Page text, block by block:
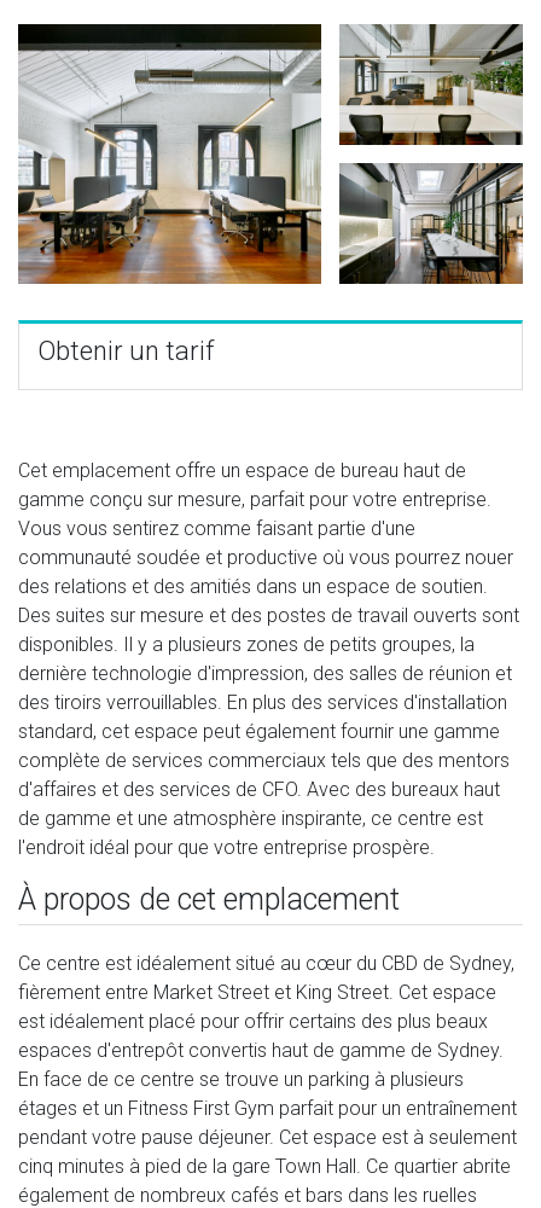
Obtenir un tarif
Cet emplacement offre un espace de bureau haut de
gamme conçu sur mesure, parfait pour votre entreprise.
Vous vous sentirez comme faisant partie d'une
communauté soudée et productive où vous pourrez nouer
des relations et des amitiés dans un espace de soutien.
Des suites sur mesure et des postes de travail ouverts sont
disponibles. Il y a plusieurs zones de petits groupes, la
dernière technologie d'impression, des salles de réunion et
des tiroirs verrouillables. En plus des services d'installation
standard, cet espace peut également fournir une gamme
complète de services commerciaux tels que des mentors
d'affaires et des services de CFO. Avec des bureaux haut
de gamme et une atmosphère inspirante, ce centre est
l'endroit idéal pour que votre entreprise prospère.
À propos de cet emplacement
Ce centre est idéalement situé au cœur du CBD de Sydney,
fièrement entre Market Street et King Street. Cet espace
est idéalement placé pour offrir certains des plus beaux
espaces d'entrepôt convertis haut de gamme de Sydney.
En face de ce centre se trouve un parking à plusieurs
étages et un Fitness First Gym parfait pour un entraînement
pendant votre pause déjeuner. Cet espace est à seulement
cinq minutes à pied de la gare Town Hall. Ce quartier abrite
également de nombreux cafés et bars dans les ruelles